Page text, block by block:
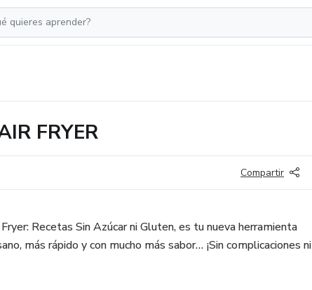
FRYER
Compartir
Recetas Sin Azúcar ni Gluten, es tu nueva herramienta
más rápido y con mucho más sabor… ¡Sin complicaciones ni